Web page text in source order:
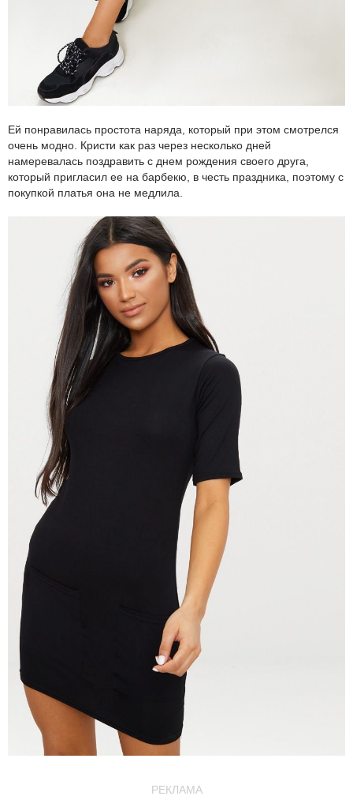
Ей понравилась простота наряда, который при этом смотрелся
очень модно. Кристи как раз через несколько дней
намеревалась поздравить с днем рождения своего друга,
который пригласил ее на барбекю, в честь праздника, поэтому с
покупкой платья она не медлила.
РЕКЛАМА